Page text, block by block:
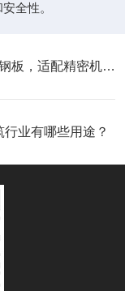
全性。
高硬度耐腐蚀！17-4H圆钢钢板，适配精密机械制造需求
业有哪些用途？